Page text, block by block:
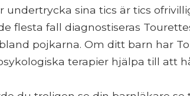
sina tics är tics
flesta fall diagnostiseras
pojkarna. Om ditt barn har
terapier hjälpa till att